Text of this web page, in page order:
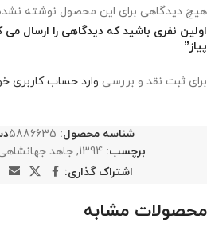
هیچ دیدگاهی برای این محصول نوشته
اولین نفری باشید که دیدگاهی را ارسال
پیاز”
برای ثبت نقد و بررسی وارد حساب کاربری
شناسه محصول: 5886635
برچسب: 1394
, جاهد
اشتراک گذاری:
محصولات مشابه